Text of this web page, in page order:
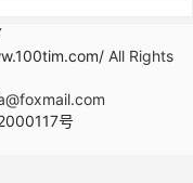
All Rights
号